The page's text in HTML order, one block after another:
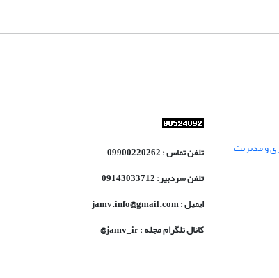
و مدیریت
تلفن تماس : 09900220262
تلفن سردبیر: 09143033712
ایمیل : jamv.info@gmail.com
کانال تلگرام مجله : jamv_ir@